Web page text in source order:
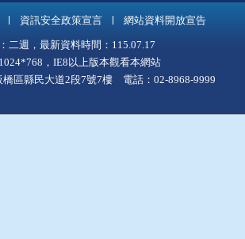
資訊安全政策宣言 網站資料開放宣告
二週，最新資料時間：115.07.17
，IE8以上版本觀看本網站
橋區縣民大道2段7號7樓 電話：02-8968-9999